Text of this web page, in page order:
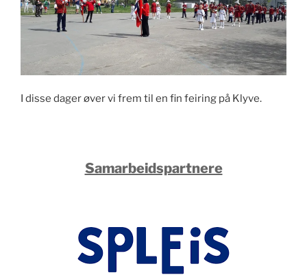
I disse dager øver vi frem til en fin feiring på Klyve.
Samarbeidspartnere